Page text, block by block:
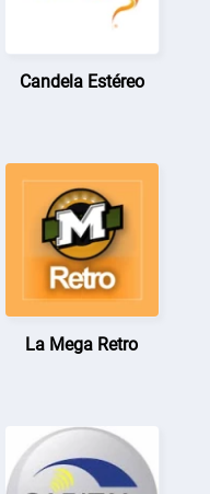
Candela Estéreo
La Mega Retro